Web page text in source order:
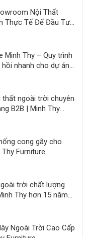
Nội Thất
Thực Tế Để Đầu Tư
Minh Thy – Quy trình
nhanh cho dự án
thất ngoài trời chuyên
B2B | Minh Thy
cong gãy cho
Furniture
trời chất lượng
Thy hơn 15 năm
Ngoài Trời Cao Cấp